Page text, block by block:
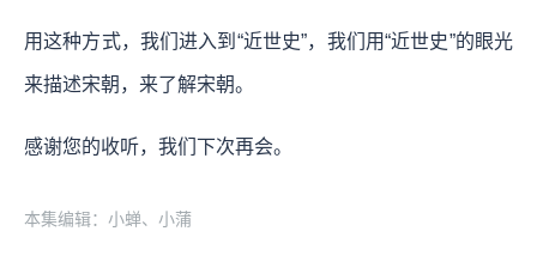
用这种方式，我们进入到“近世史”，我们用“近世史”的眼光
来描述宋朝，来了解宋朝。
感谢您的收听，我们下次再会。
本集编辑：小蝉、小蒲